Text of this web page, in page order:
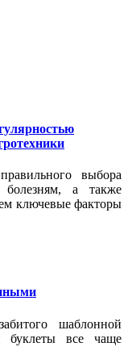
выбора
а также
ключевые факторы
шаблонной
буклеты все чаще